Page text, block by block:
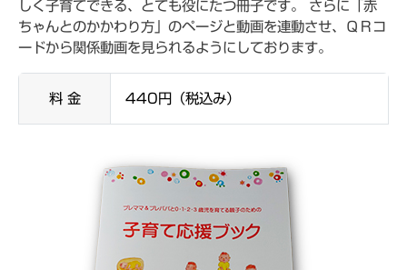
しく子育てできる、とても役にたつ冊子です。 さらに「赤
ちゃんとのかかわり方」のページと動画を連動させ、ＱＲコ
ードから関係動画を見られるようにしております。
料 金 440円（税込み）